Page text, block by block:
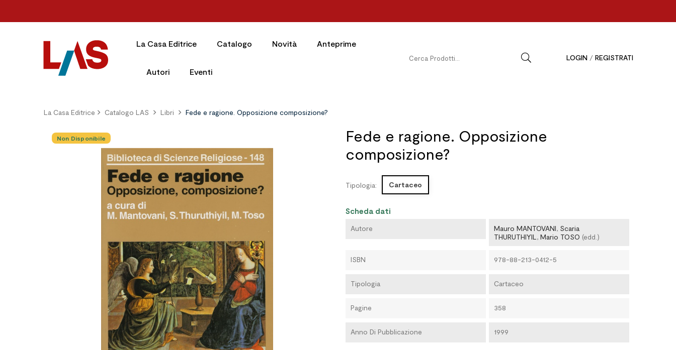
La Casa Editrice Catalogo Novità Anteprime
Autori Eventi
LOGIN / REGISTRATI
La Casa Editrice Catalogo LAS Libri Fede e ragione. Opposizione composizione?
Non Disponibile
Fede e ragione. Opposizione
composizione?
Tipologia: Cartaceo
Scheda dati
Autore Mauro MANTOVANI, Scaria
THURUTHIYIL, Mario TOSO (edd.)
ISBN 978-88-213-0412-5
Tipologia Cartaceo
Pagine 358
Anno Di Pubblicazione 1999